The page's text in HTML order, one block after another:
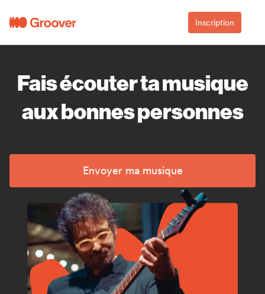
Inscription
Fais écouter ta musique
aux bonnes personnes
Envoyer ma musique